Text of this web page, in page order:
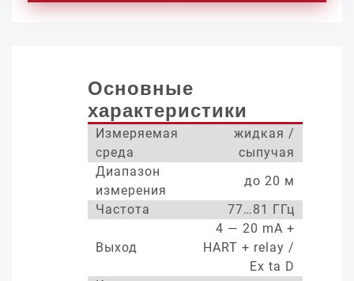
Основные
характеристики
Измеряемая
среда
жидкая /
сыпучая
Диапазон
измерения
до 20 м
Частота
77…81 ГГц
Выход
4 — 20 mA +
HART + relay /
Ex ta D